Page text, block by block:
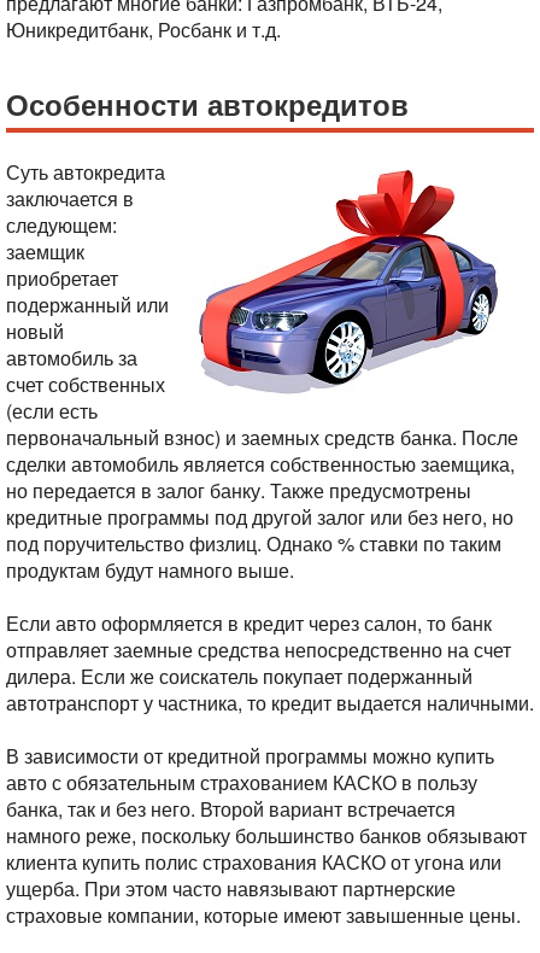
Юникредитбанк, Росбанк и т.д.
Особенности автокредитов
Суть автокредита
заключается в
следующем:
заемщик
приобретает
подержанный или
новый
автомобиль за
счет собственных
(если есть
первоначальный взнос) и заемных средств банка. После
сделки автомобиль является собственностью заемщика,
но передается в залог банку. Также предусмотрены
кредитные программы под другой залог или без него, но
под поручительство физлиц. Однако % ставки по таким
продуктам будут намного выше.
Если авто оформляется в кредит через салон, то банк
отправляет заемные средства непосредственно на счет
дилера. Если же соискатель покупает подержанный
автотранспорт у частника, то кредит выдается наличными.
В зависимости от кредитной программы можно купить
авто с обязательным страхованием КАСКО в пользу
банка, так и без него. Второй вариант встречается
намного реже, поскольку большинство банков обязывают
клиента купить полис страхования КАСКО от угона или
ущерба. При этом часто навязывают партнерские
страховые компании, которые имеют завышенные цены.